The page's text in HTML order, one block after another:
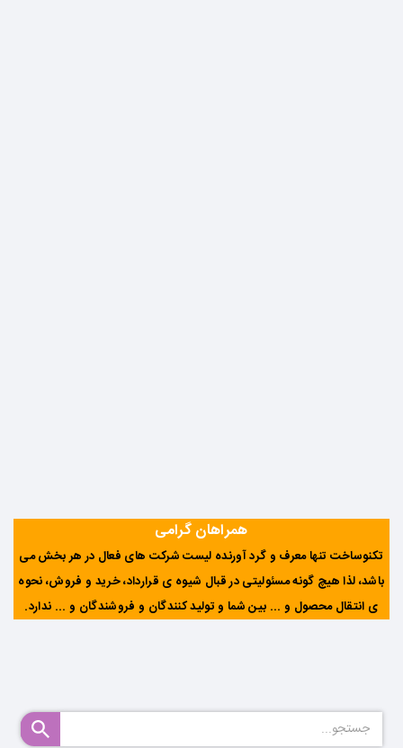
همراهان گرامی
تکنوساخت تنها معرف و گرد آورنده لیست شرکت های فعال در هر بخش می
باشد، لذا هیچ گونه مسئولیتی در قبال شیوه ی قرارداد، خرید و فروش، نحوه
ی انتقال محصول و ... بین شما و تولید کنندگان و فروشندگان و ... ندارد.